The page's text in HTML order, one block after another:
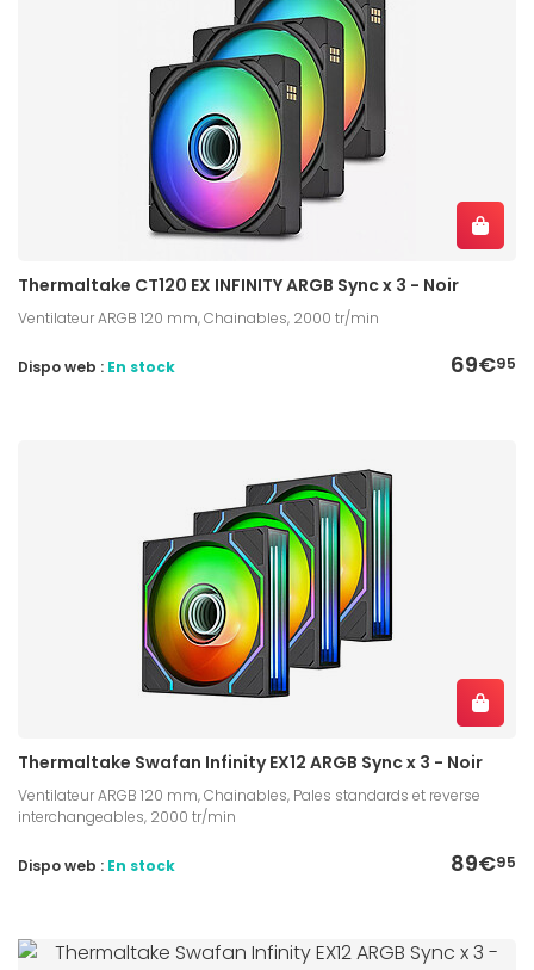
Thermaltake CT120 EX INFINITY ARGB Sync x 3 - Noir
Ventilateur ARGB 120 mm, Chainables, 2000 tr/min
69€95
Dispo web : En stock
Thermaltake Swafan Infinity EX12 ARGB Sync x 3 - Noir
Ventilateur ARGB 120 mm, Chainables, Pales standards et reverse
interchangeables, 2000 tr/min
89€95
Dispo web : En stock